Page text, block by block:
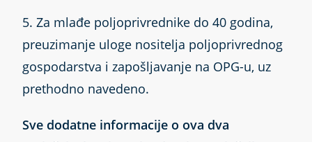
5. Za mlađe poljoprivrednike do 40 godina,
preuzimanje uloge nositelja poljoprivrednog
gospodarstva i zapošljavanje na OPG-u, uz
prethodno navedeno.
Sve dodatne informacije o ova dva